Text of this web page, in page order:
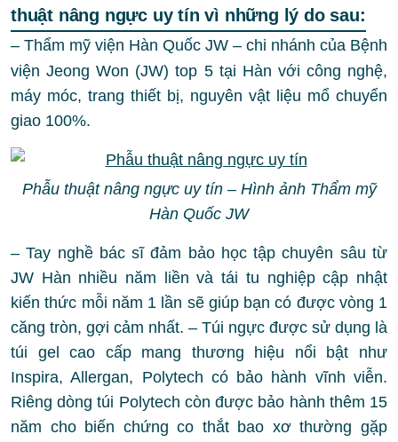
thuật nâng ngực uy tín vì những lý do sau:
– Thẩm mỹ viện Hàn Quốc JW – chi nhánh của Bệnh
viện Jeong Won (JW) top 5 tại Hàn với công nghệ,
máy móc, trang thiết bị, nguyên vật liệu mổ chuyển
giao 100%.
Phẫu thuật nâng ngực uy tín – Hình ảnh Thẩm mỹ
Hàn Quốc JW
– Tay nghề bác sĩ đảm bảo học tập chuyên sâu từ
JW Hàn nhiều năm liền và tái tu nghiệp cập nhật
kiến thức mỗi năm 1 lần sẽ giúp bạn có được vòng 1
căng tròn, gợi cảm nhất. – Túi ngực được sử dụng là
túi gel cao cấp mang thương hiệu nổi bật như
Inspira, Allergan, Polytech có bảo hành vĩnh viễn.
Riêng dòng túi Polytech còn được bảo hành thêm 15
năm cho biến chứng co thắt bao xơ thường gặp